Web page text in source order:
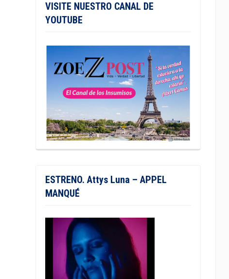
VISITE NUESTRO CANAL DE
YOUTUBE
ESTRENO. Attys Luna – APPEL
MANQUÉ